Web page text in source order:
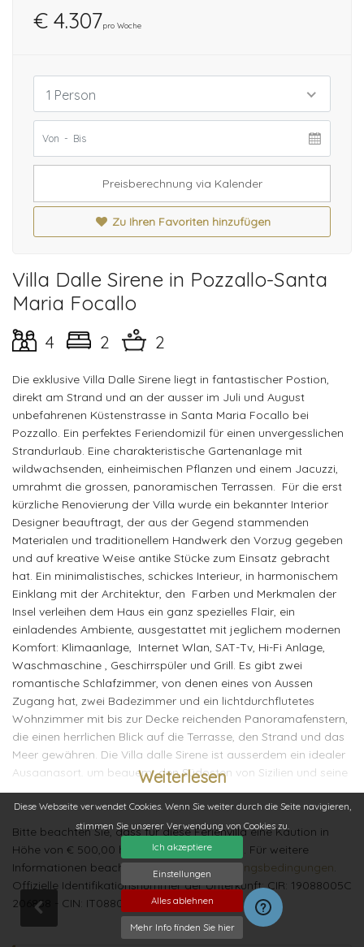
Diese Webseite verwendet Cookies. Wenn Sie weiter durch die Seite navigieren,
stimmen Sie unserer Verwendung von Cookies zu.
Ich akzeptiere
Einstellungen
Alles ablehnen
Mehr Info finden Sie hier
Villa Dalle Sirene in Pozzallo-Santa
Maria Focallo
4 2 2
Die exklusive Villa Dalle Sirene liegt in fantastischer Postion,
direkt am Strand und an der ausser im Juli und August
unbefahrenen Küstenstrasse in Santa Maria Focallo bei
Pozzallo. Ein perfektes Feriendomizil für einen unvergesslichen
Strandurlaub. Eine charakteristische Gartenanlage mit
wildwachsenden, einheimischen Pflanzen und einem Jacuzzi,
umrahmt die grossen, panoramischen Terrassen. Für die erst
kürzliche Renovierung der Villa wurde ein bekannter Interior
Designer beauftragt, der aus der Gegend stammenden
Materialen und traditionellem Handwerk den Vorzug gegeben
und auf kreative Weise antike Stücke zum Einsatz gebracht
hat. Ein minimalistisches, schickes Interieur, in harmonischem
Einklang mit der Architektur, den Farben und Merkmalen der
Insel verleihen dem Haus ein ganz spezielles Flair, ein
einladendes Ambiente, ausgestattet mit jeglichem modernen
Komfort: Klimaanlage, Internet Wlan, SAT-Tv, Hi-Fi Anlage,
Waschmaschine , Geschirrspüler und Grill. Es gibt zwei
romantische Schlafzimmer, von denen eines von Aussen
Zugang hat, zwei Badezimmer und ein lichtdurchflutetes
Wohnzimmer mit bis zur Decke reichenden Panoramafenstern,
die einen herrlichen Blick auf die Terrasse, den Strand und das
Meer gewähren. Die Villa dalle Sirene ist ausserdem ein idealer
Ausgangsort, um bequem den Südosten von Sizilien und seine
Schönheiten und Sehenswürdigkeiten zu erkunden: den
Naturpark Vendicari und die Schlucht Cava d‘Ispica, die
charakteristischen Fischerorte Marzamemi, Portopalo und
Donnalucata, die eindrucksvollen Barokstädte Modica, Scicli,
Ragusa Ibla, Noto und Syrakus, nicht zuletzt den Vulkan Ätna
und Taormina.
Interieur der Villa
Wohn-/Esszimmer mit Klima-Anlage und Hi-Fi
Weiterlesen
Bitte beachten Sie, dass für diese Ferienvilla eine Kaution in
Höhe von € 500,00 hinterlegt werden muss. Für weitere
Informationen beachten Sie bitte die
Buchungsbedingungen
Offizielle Identifikationsnummer der Unterkunft: CIR: 19088005C
206858 - CIN: IT088005C26HSDYJID
€ 4.307pro Woche
1 Person
Preisberechnung via Kalender
Zu Ihren Favoriten hinzufügen